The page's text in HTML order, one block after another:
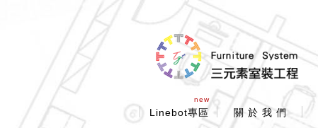
new
Linebot專區 關 於 我 們